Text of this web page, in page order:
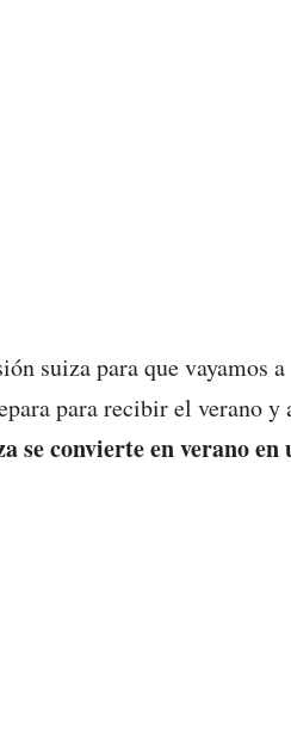
suiza para que vayamos a
para recibir el verano y
se convierte en verano en